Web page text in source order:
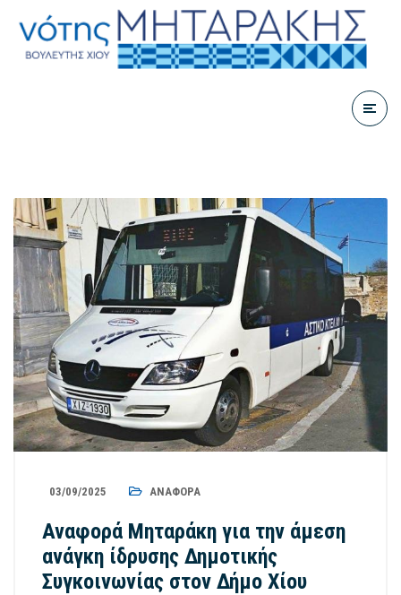
03/09/2025 ΑΝΑΦΟΡΆ
Αναφορά Μηταράκη για την άμεση
ανάγκη ίδρυσης Δημοτικής
Συγκοινωνίας στον Δήμο Χίου